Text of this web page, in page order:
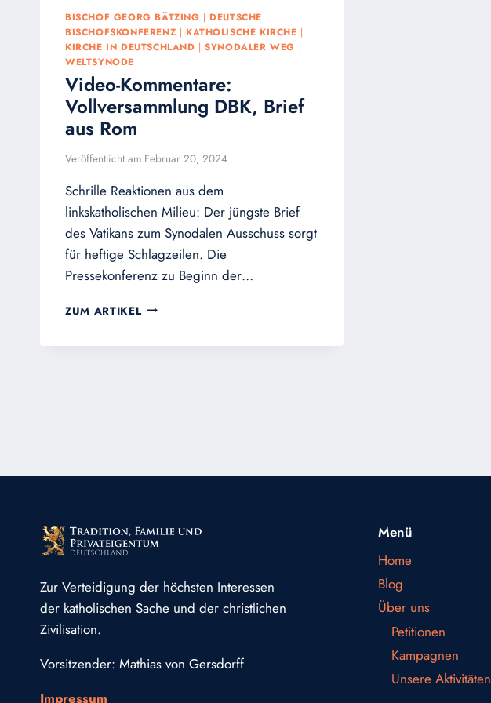
BISCHOF GEORG BÄTZING | DEUTSCHE
BISCHOFSKONFERENZ | KATHOLISCHE KIRCHE |
KIRCHE IN DEUTSCHLAND |SYNODALER WEG |
WELTSYNODE
Video-Kommentare:
Vollversammlung DBK, Brief
aus Rom
Veröffentlicht am Februar 20, 2024
Schrille Reaktionen aus dem
linkskatholischen Milieu: Der jüngste Brief
des Vatikans zum Synodalen Ausschuss sorgt
für heftige Schlagzeilen. Die
Pressekonferenz zu Beginn der…
ZUM ARTIKEL VIDEO-
Zur Verteidigung der höchsten Interessen
der katholischen Sache und der christlichen
Zivilisation.
Vorsitzender: Mathias von Gersdorff
Impressum
Menü
Home
Blog
Über uns
Petitionen
Kampagnen
Unsere Aktivitäten